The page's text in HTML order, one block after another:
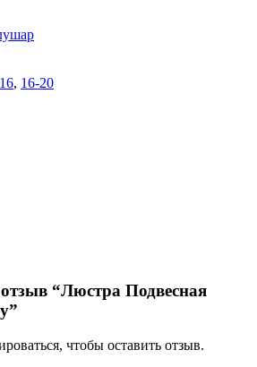
, 16-20
“Люстра Подвесная
чтобы оставить отзыв.